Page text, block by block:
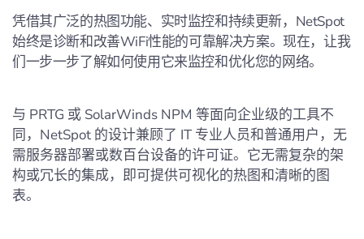
凭借其广泛的热图功能、实时监控和持续更新，NetSpot
始终是诊断和改善WiFi性能的可靠解决方案。现在，让我
们一步一步了解如何使用它来监控和优化您的网络。
与 PRTG 或 SolarWinds NPM 等面向企业级的工具不
同，NetSpot 的设计兼顾了 IT 专业人员和普通用户，无
需服务器部署或数百台设备的许可证。它无需复杂的架
构或冗长的集成，即可提供可视化的热图和清晰的图
表。